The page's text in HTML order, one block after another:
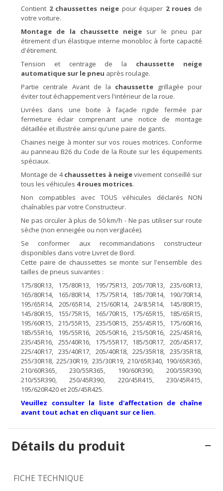
Contient 2 chaussettes neigepour équiper 2 roues de
votre voiture.
Montage de la chaussette neige sur le pneu par
étirement d'un élastique interne monobloc à forte capacité
d'étirement.
Tension et centrage de la chaussette neige
automatique sur le pneu après roulage.
Partie centrale Avant de la chaussette grillagée pour
éviter tout échappement vers l'intérieur de la roue.
Livrées dans une boite à façade rigide fermée par
fermeture éclair comprenant une notice de montage
détaillée et illustrée ainsi qu'une paire de gants.
Chaines neige à monter sur vos roues motrices. Conforme
au panneau B26 du Code de la Route sur les équipements
spéciaux.
Montage de 4chaussettes à neigevivement conseillé sur
tous les véhicules 4 roues motrices.
Non compatibles avec TOUS véhicules déclarés NON
chaînables par votre Constructeur.
Ne pas circuler à plus de 50 km/h - Ne pas utiliser sur route
sèche (non enneigée ou non verglacée).
Se conformer aux recommandations constructeur
disponibles dans votre Livret de Bord.
Cette paire de chaussettes se monte sur l'ensemble des
tailles de pneus suivantes :
175/80R13, 175/80R13, 195/75R13, 205/70R13, 235/60R13,
165/80R14, 165/80R14, 175/75R14, 185/70R14, 190/70R14,
195/65R14, 205/65R14, 215/60R14, 24/8.5R14, 145/80R15,
145/80R15, 155/75R15, 165/70R15, 175/65R15, 185/65R15,
195/60R15, 215/55R15, 235/50R15, 255/45R15, 175/60R16,
185/55R16, 195/55R16, 205/50R16, 215/50R16, 225/45R16,
235/45R16, 255/40R16, 175/55R17, 185/50R17, 205/45R17,
225/40R17, 235/40R17, 205/40R18, 225/35R18, 235/35R18,
255/30R18, 225/30R19, 235/30R19, 210/65R340, 190/65R365,
210/60R365, 230/55R365, 190/60R390, 200/55R390,
210/55R390, 250/45R390, 220/45R415, 230/45R415,
195/620R420 et 205/45R425.
Veuillez consulter la liste d'affectation de chaîne
avant tout achat en cliquant sur ce lien.
Détails du produit
FICHE TECHNIQUE